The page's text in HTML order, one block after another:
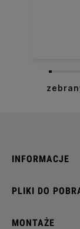
INFORMACJE
PLIKI DO
MONTAŻE